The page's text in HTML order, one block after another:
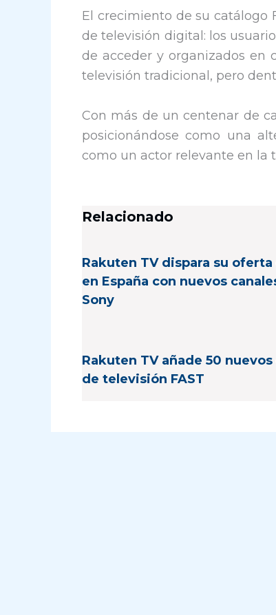
El crecimiento de su catálogo
de televisión digital: los
de acceder y organizados en
televisión tradicional, pero
Con más de un centenar de
posicionándose como una
como un actor relevante en la
Relacionado
Rakuten TV dispara su
en España con nuevos
Sony
Rakuten TV añade 50 nuevos
de televisión FAST